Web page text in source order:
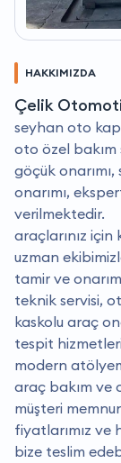
HAKKIMIZDA
Çelik
seyhan oto
oto özel
göçük
onarımı,
verilmektedir.
araçlarınız
uzman
tamir ve
teknik servisi,
kaskolu araç
tespit
modern
araç bakım ve
müşteri
fiyatlarımız ve
bize teslim